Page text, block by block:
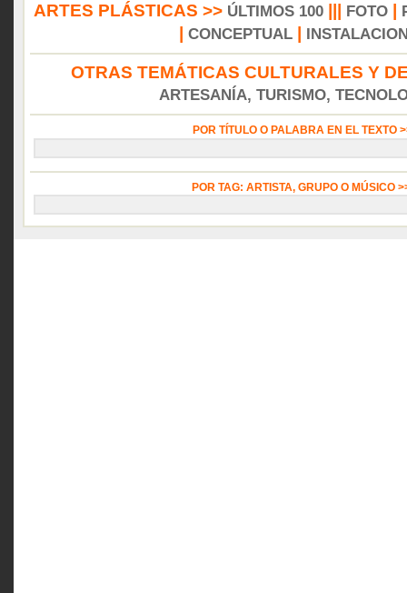
ARTES PLÁSTICAS >> ÚLTIMOS 100 FOTO
CONCEPTUAL
OTRAS TEMÁTICAS CULTURALES Y
ARTESANÍA, TURISMO,
POR TÍTULO O PALABRA EN EL TEXTO
POR TAG: ARTISTA, GRUPO O MÚSICO